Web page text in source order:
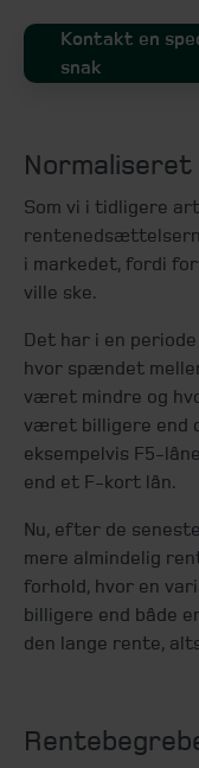
Kontakt en
snak
Som vi i tidligere
i markedet, fordi
ville ske.
Det har i en
hvor spændet
været mindre og
været billigere end
eksempelvis F5-
end et F-kort lån.
Nu, efter de
mere almindelig
forhold, hvor en
billigere end både
den lange rente,